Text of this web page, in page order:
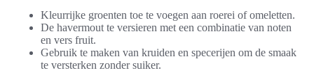
Kleurrijke groenten toe te voegen aan roerei of omeletten.
De havermout te versieren met een combinatie van noten
en vers fruit.
Gebruik te maken van kruiden en specerijen om de smaak
te versterken zonder suiker.